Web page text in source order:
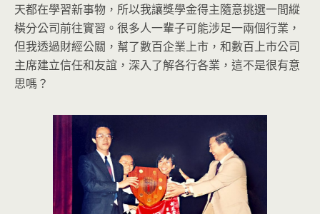
天都在學習新事物，所以我讓獎學金得主隨意挑選一間縱
橫分公司前往實習。很多人一輩子可能涉足一兩個行業，
但我透過財經公關，幫了數百企業上市，和數百上市公司
主席建立信任和友誼，深入了解各行各業，這不是很有意
思嗎？